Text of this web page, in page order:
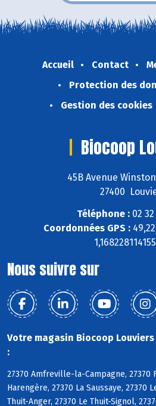
Accueil Contact
Protection des
Gestion des cookies
Biocoop
45B Avenue
27400
Téléphone :02 32
Coordonnées GPS :
Nous suivre sur
Votre magasin Biocoop
:
27370 Amfreville-la-Campagne, 27370
Harengère, 27370 La Saussaye, 27370
Thuit-Anger, 27370 Le Thuit-Signol,